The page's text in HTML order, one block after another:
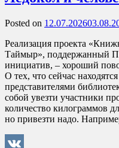
Posted on 12.07.2026
Реализация проекта
Таймыр», поддержанный
инициатив, – хороший
О тех, что сейчас
представителями
собой увезти участники
количество килограммов
но привезти надо.